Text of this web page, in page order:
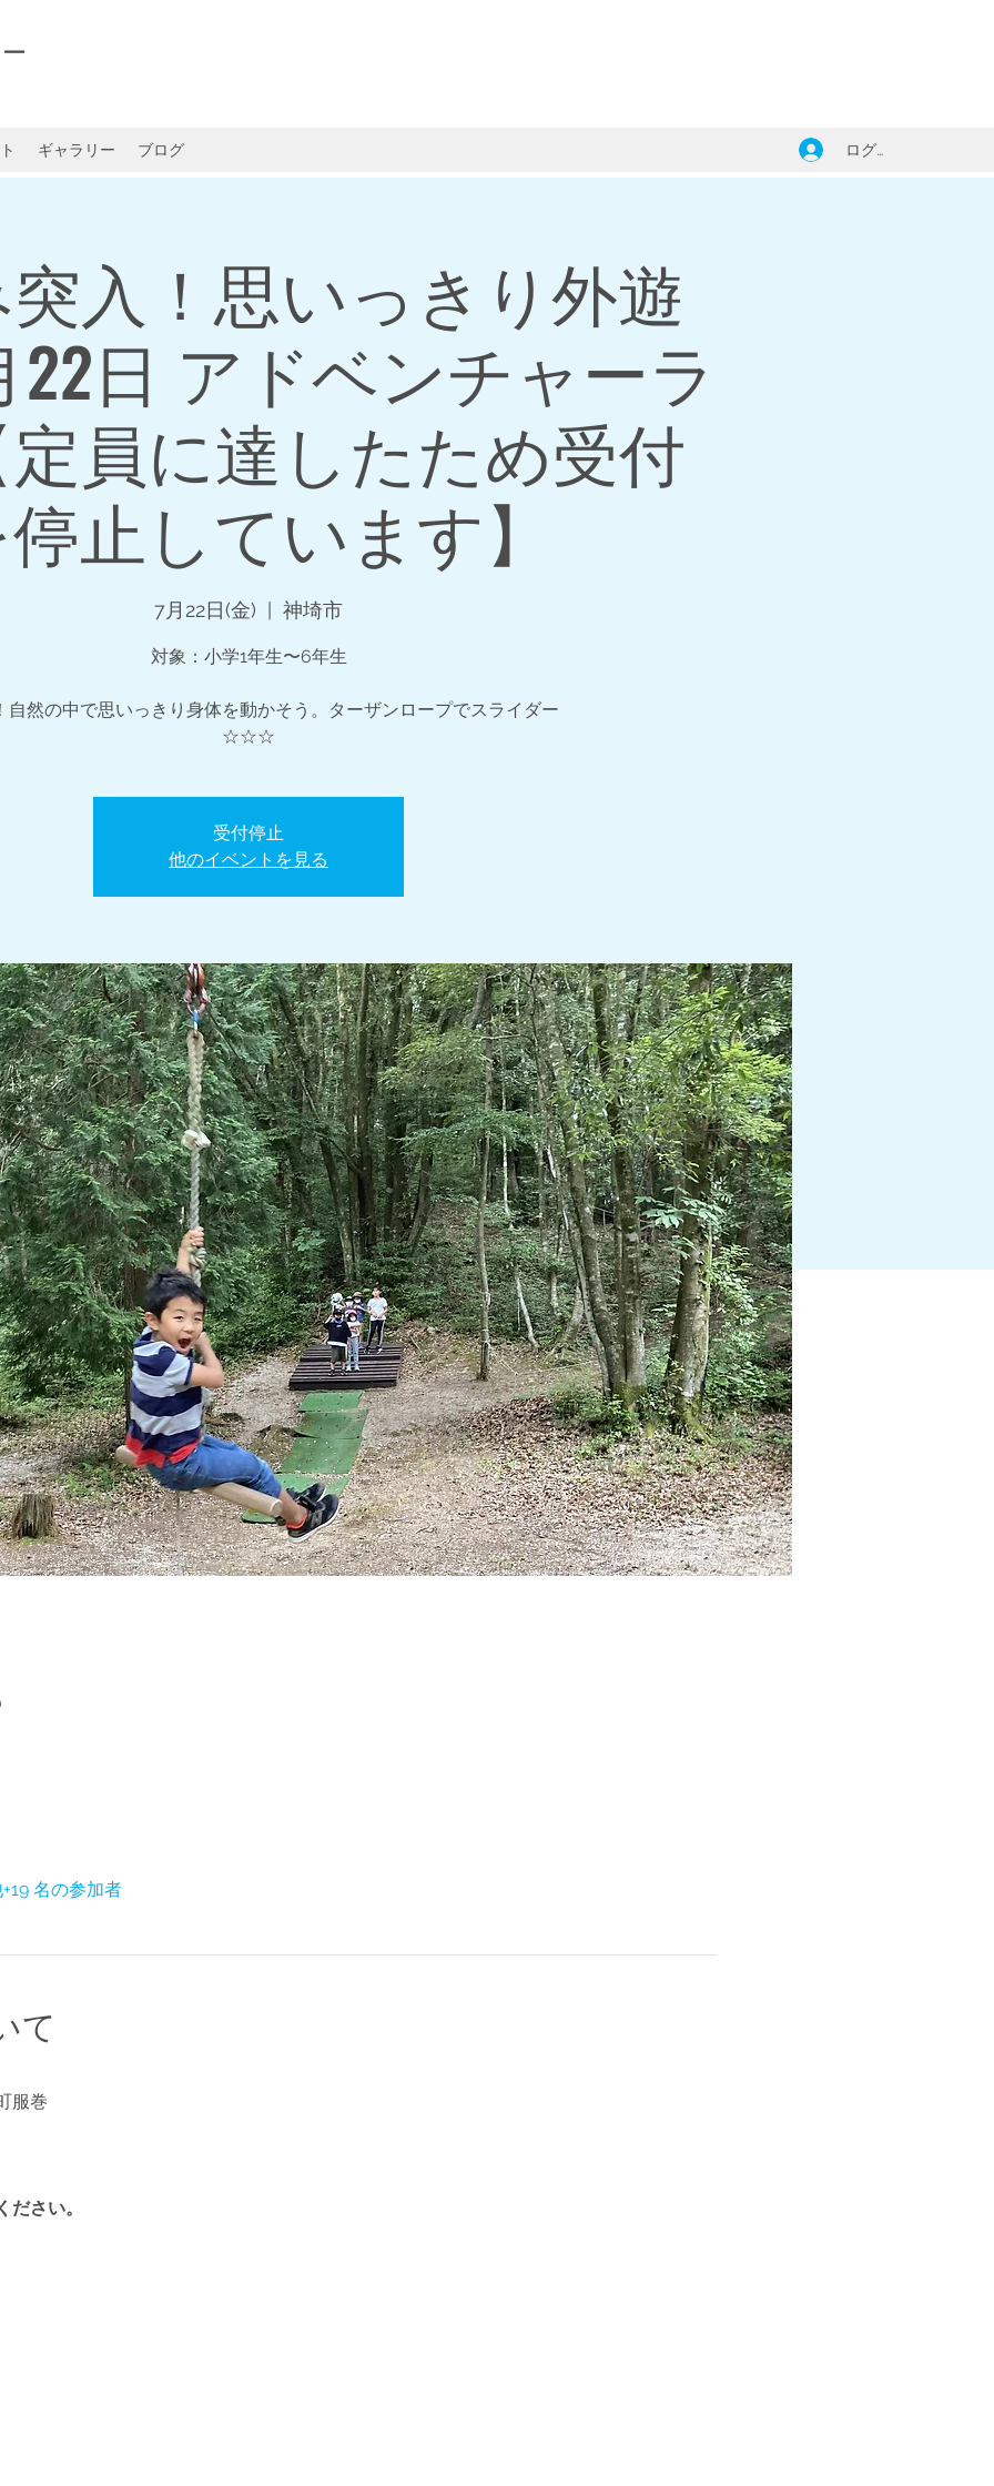
ギャラリー ブログ ログイン
入！思いっきり外遊
日 アドベンチャーラ
員に達したため受付
止しています】
7月22日(金) 神埼市
対象：小学1年生〜6年生
自然の中で思いっきり身体を動かそう。ターザンロープでスライダー
☆☆☆
受付停止
他のイベントを見る
名の参加者
て
服巻
さい。